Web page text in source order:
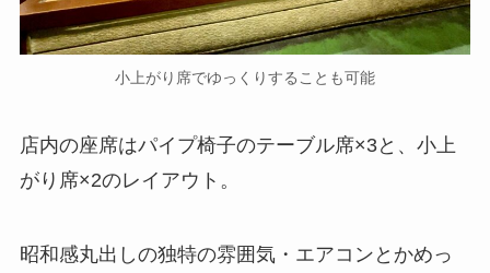
小上がり席でゆっくりすることも可能
店内の座席はパイプ椅子のテーブル席×3と、小上
がり席×2のレイアウト。
昭和感丸出しの独特の雰囲気・エアコンとかめっ